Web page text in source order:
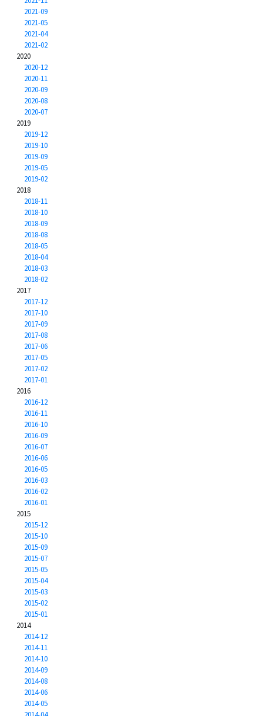
2021-09
2021-05
2021-04
2021-02
2020
2020-12
2020-11
2020-09
2020-08
2020-07
2019
2019-12
2019-10
2019-09
2019-05
2019-02
2018
2018-11
2018-10
2018-09
2018-08
2018-05
2018-04
2018-03
2018-02
2017
2017-12
2017-10
2017-09
2017-08
2017-06
2017-05
2017-02
2017-01
2016
2016-12
2016-11
2016-10
2016-09
2016-07
2016-06
2016-05
2016-03
2016-02
2016-01
2015
2015-12
2015-10
2015-09
2015-07
2015-05
2015-04
2015-03
2015-02
2015-01
2014
2014-12
2014-11
2014-10
2014-09
2014-08
2014-06
2014-05